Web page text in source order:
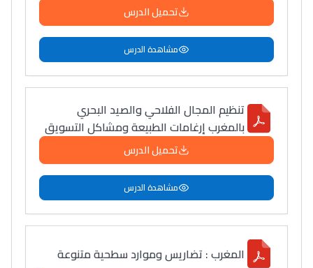
تحميل الدرس
مشاهدة الدرس
تنظيم المجال الفلاحي والصيد البحري
بالمغرب إرغامات الطبيعة ومشاكل التسويق
تحميل الدرس
مشاهدة الدرس
المغرب : تضاريس وموارد سطحية متنوعة